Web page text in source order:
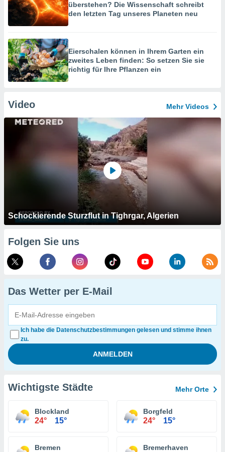
überstehen? Die Wissenschaft schreibt
den letzten Tag unseres Planeten neu
Eierschalen können in Ihrem Garten ein
zweites Leben finden: So setzen Sie sie
richtig für Ihre Pflanzen ein
Video Mehr Videos
Schockierende Sturzflut in Tighrgar, Algerien
Folgen Sie uns
Das Wetter per E-Mail
Ich habe die Datenschutzbestimmungen gelesen und stimme ihnen
zu.
Wichtigste Städte Mehr Orte
Blockland
24° 15°
Borgfeld
24° 15°
Bremen Bremerhaven